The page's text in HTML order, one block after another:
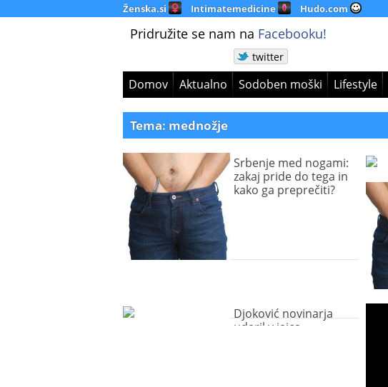
Ženska.si Intimatemedicine Hudo.com
Pridružite se nam na Facebooku!
twitter
Domov Aktualno Sodoben moški Lifestyle
Tema: mednožje
Srbenje med nogami:
zakaj pride do tega in
kako ga preprečiti?
Djoković novinarja
udaril v jajca